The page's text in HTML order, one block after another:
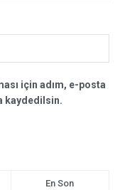
için adım, e-posta
kaydedilsin.
En Son